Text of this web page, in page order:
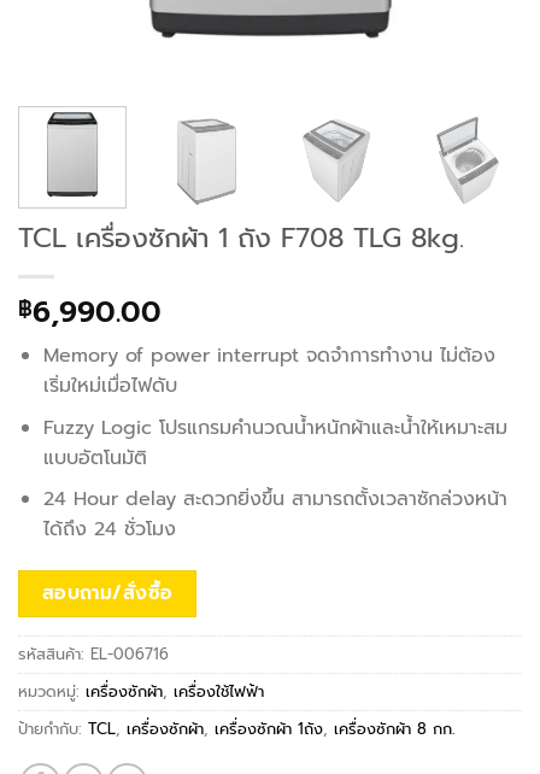
TCL เครื่องซักผ้า 1 ถัง F708 TLG 8kg.
฿6,990.00
Memory of power interrupt จดจำการทำงาน ไม่ต้อง
เริ่มใหม่เมื่อไฟดับ
Fuzzy Logic โปรแกรมคำนวณน้ำหนักผ้าและน้ำให้เหมาะสม
แบบอัตโนมัติ
24 Hour delay สะดวกยิ่งขึ้น สามารถตั้งเวลาซักล่วงหน้า
ได้ถึง 24 ชั่วโมง
สอบถาม/สั่งซื้อ
รหัสสินค้า: EL-006716
หมวดหมู่: เครื่องซักผ้า, เครื่องใช้ไฟฟ้า
ป้ายกำกับ: TCL, เครื่องซักผ้า, เครื่องซักผ้า 1ถัง, เครื่องซักผ้า 8 กก.